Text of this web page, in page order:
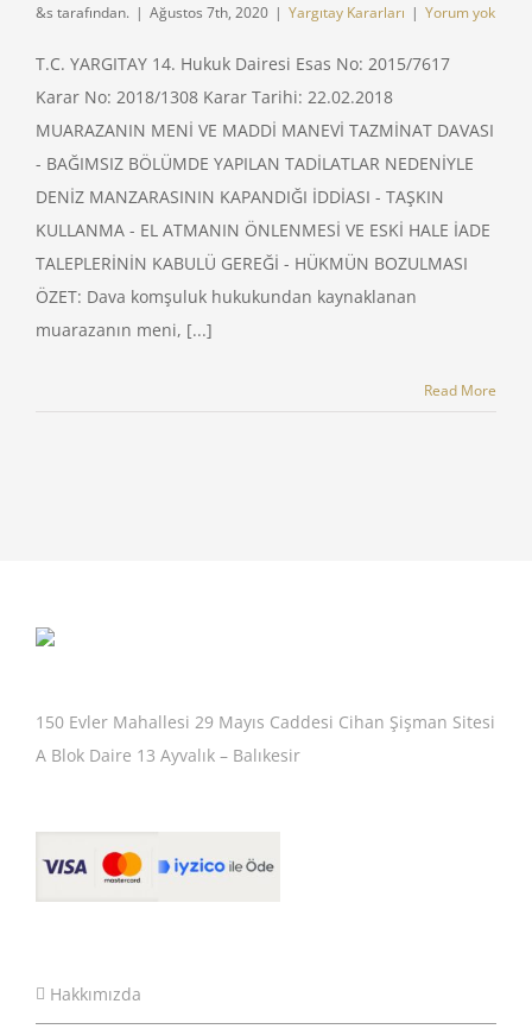
&s tarafından. | Ağustos 7th, 2020 | Yargıtay Kararları | Yorum yok
T.C. YARGITAY 14. Hukuk Dairesi Esas No: 2015/7617
Karar No: 2018/1308 Karar Tarihi: 22.02.2018
MUARAZANIN MENİ VE MADDİ MANEVİ TAZMİNAT DAVASI
- BAĞIMSIZ BÖLÜMDE YAPILAN TADİLATLAR NEDENİYLE
DENİZ MANZARASININ KAPANDIĞI İDDİASI - TAŞKIN
KULLANMA - EL ATMANIN ÖNLENMESİ VE ESKİ HALE İADE
TALEPLERİNİN KABULÜ GEREĞİ - HÜKMÜN BOZULMASI
ÖZET: Dava komşuluk hukukundan kaynaklanan
muarazanın meni, [...]
Read More
150 Evler Mahallesi 29 Mayıs Caddesi Cihan Şişman Sitesi
A Blok Daire 13 Ayvalık – Balıkesir
Hakkımızda